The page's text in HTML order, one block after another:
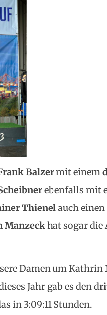
Balzermit einem
ebenfalls mit
Thienel auch einen
Manzeckhat sogar die
Damen um
Jahr gab es den d
in 3:09:11 Stunden.